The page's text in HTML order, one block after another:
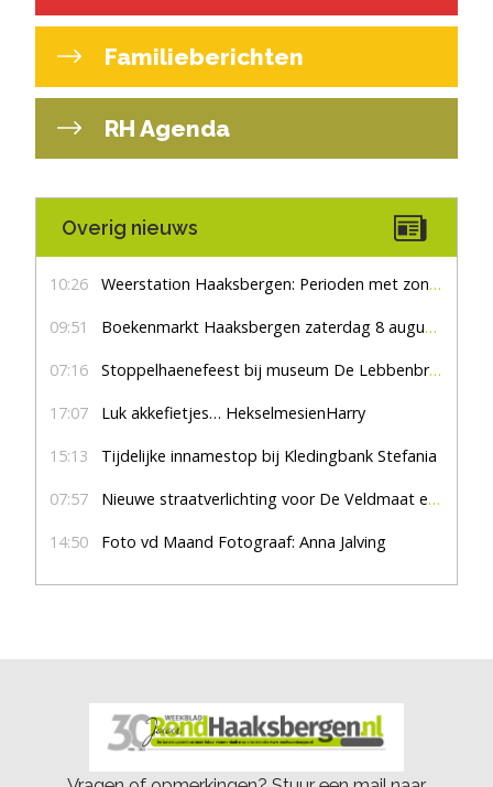
Familieberichten
RH Agenda
Overig nieuws
10:26 Weerstation Haaksbergen: Perioden met zon en droog
09:51 Boekenmarkt Haaksbergen zaterdag 8 augustus, marktplein Haaksbergen
07:16 Stoppelhaenefeest bij museum De Lebbenbrugge
17:07 Luk akkefietjes… HekselmesienHarry
15:13 Tijdelijke innamestop bij Kledingbank Stefania
07:57 Nieuwe straatverlichting voor De Veldmaat en De Pas
14:50 Foto vd Maand Fotograaf: Anna Jalving